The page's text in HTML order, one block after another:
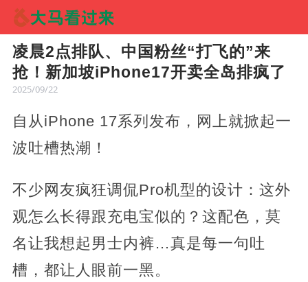
凌晨2点排队、中国粉丝“打飞的”来
抢！新加坡iPhone17开卖全岛排疯了
2025/09/22
自从iPhone 17系列发布，网上就掀起一
波吐槽热潮！
不少网友疯狂调侃Pro机型的设计：这外
观怎么长得跟充电宝似的？这配色，莫
名让我想起男士内裤…真是每一句吐
槽，都让人眼前一黑。